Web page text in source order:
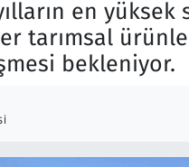
en
tarımsal
bekleniyor.